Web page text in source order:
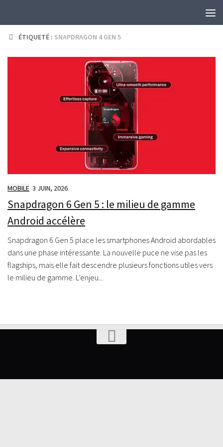
ÉTIQUETÉ : SNAPDRAGON 4 GEN 5
MOBILE 3 JUIN, 2026
Snapdragon 6 Gen 5 : le milieu de gamme
Android accélère
Snapdragon 6 Gen 5 place les smartphones Android abordables
dans une phase intéressante. La nouvelle puce ne vise pas les
flagships, mais elle fait descendre plusieurs fonctions utiles vers
le milieu de gamme. L’enjeu...